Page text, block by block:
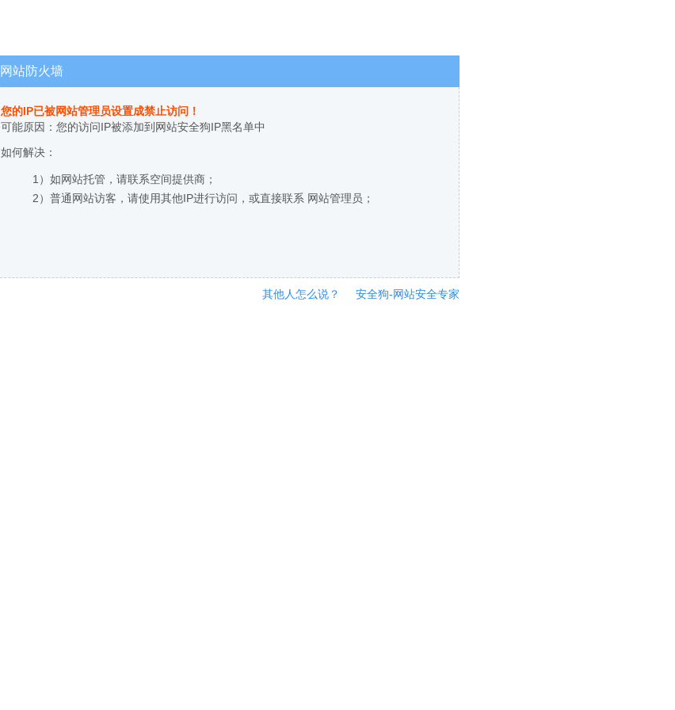
网站防火墙
您的IP已被网站管理员设置成禁止访问！
可能原因：您的访问IP被添加到网站安全狗IP黑名单中
如何解决：
1）如网站托管，请联系空间提供商；
2）普通网站访客，请使用其他IP进行访问，或直接联系 网站管理员；
其他人怎么说？ 安全狗-网站安全专家